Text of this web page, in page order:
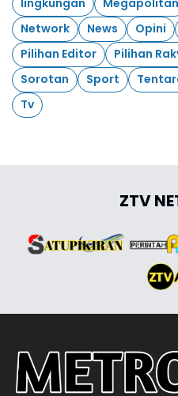
lingkungan
Megapolitan
Network
News Opini
Pilihan Editor
Pilihan
Sorotan
Sport
Tv
ZTV